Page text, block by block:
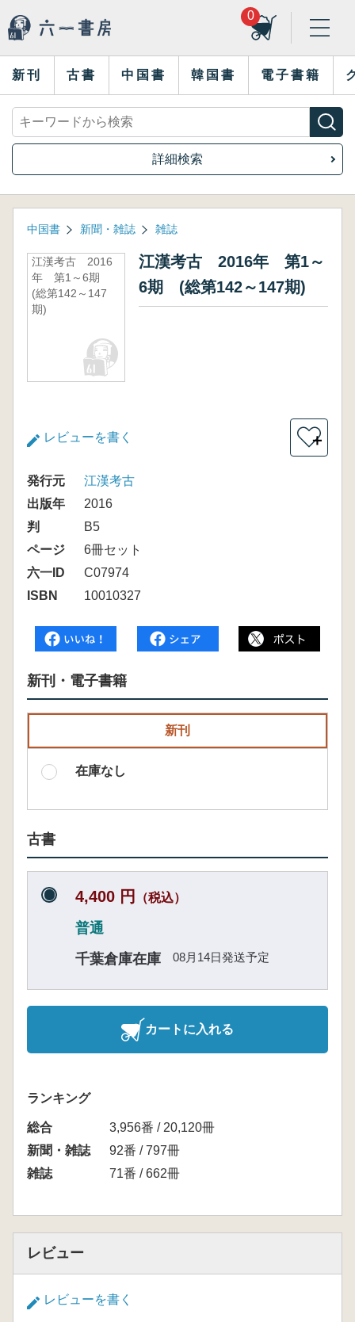
0
新刊 古書 中国書 韓国書 電子書籍
詳細検索
中国書 新聞・雑誌 雑誌
江漢考古 2016
年 第1～6期
(総第142～147
期)
江漢考古 2016年 第1～
6期 (総第142～147期)
レビューを書く ＋
発行元
江漢考古
出版年
2016
判
B5
ページ
6冊セット
六一ID
C07974
ISBN
10010327
新刊・電子書籍
新刊
在庫なし
古書
4,400 円 （税込）
普通
千葉倉庫在庫
08月14日発送予定
カートに入れる
ランキング
総合
3,956番 / 20,120冊
新聞・雑誌
92番 / 797冊
雑誌
71番 / 662冊
レビュー
レビューを書く